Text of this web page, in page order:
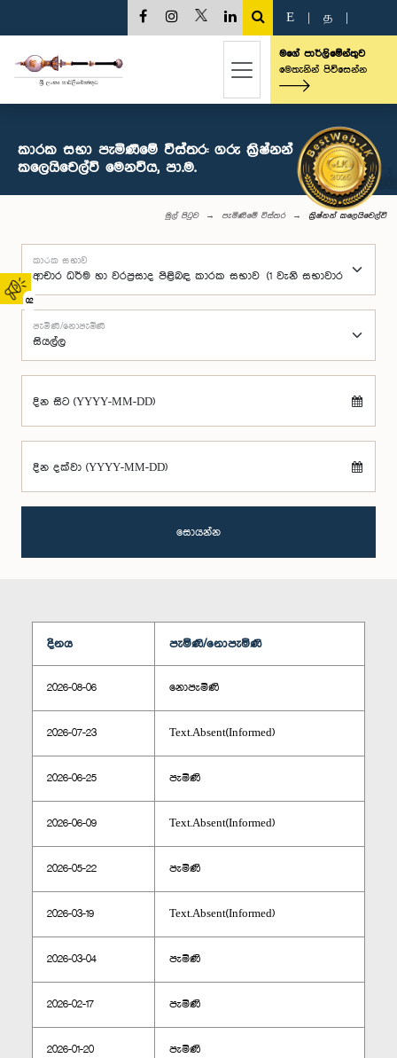
02
E த
මගේ පාර්ලිමේන්තුව
මෙතැනින් පිවිසෙන්න
කාරක සභා පැමිණීමේ විස්තර: ගරු ක්‍රිෂ්නන්
කලෙයිචෙල්වි මෙනවිය, පා.ම.
මුල් පිටුව පැමිණීමේ විස්තර ක්‍රිෂ්නන් කලෙයිචෙල්වි
කාරක සභාව
පැමිණි/නොපැමිණි
දින සිට (YYYY-MM-DD)
දින දක්වා (YYYY-MM-DD)
සොයන්න
දිනය පැමිණි/නොපැමිණි
2026-08-06 නොපැමිණි
2026-07-23 Text.Absent(Informed)
2026-06-25 පැමිණි
2026-06-09 Text.Absent(Informed)
2026-05-22 පැමිණි
2026-03-19 Text.Absent(Informed)
2026-03-04 පැමිණි
2026-02-17 පැමිණි
2026-01-20 පැමිණි